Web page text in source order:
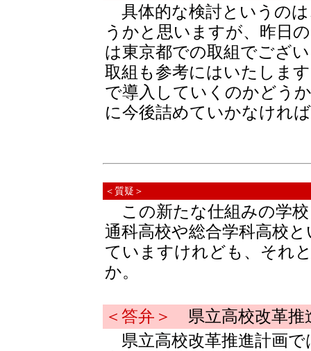
具体的な検討というの
うかと思いますが、昨日
は東京都での取組でござ
取組も参考にはいたしま
で導入していくのかどう
に今後詰めていかなけれ
＜質疑＞
この新たな仕組みの学
通科高校や総合学科高校
ていますけれども、それ
か。
＜答弁＞ 県立高校改革推
県立高校改革推進計画で